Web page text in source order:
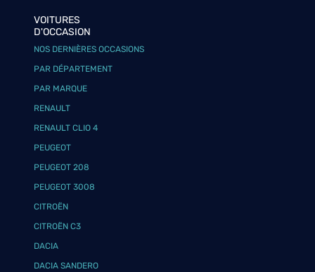
VOITURES
D'OCCASION
NOS DERNIÈRES OCCASIONS
PAR DÉPARTEMENT
PAR MARQUE
RENAULT
RENAULT CLIO 4
PEUGEOT
PEUGEOT 208
PEUGEOT 3008
CITROËN
CITROËN C3
DACIA
DACIA SANDERO